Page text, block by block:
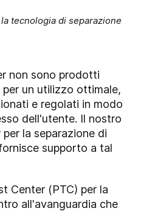
tecnologia di separazione
non sono prodotti
un utilizzo ottimale,
e regolati in modo
dell'utente. Il nostro
la separazione di
supporto a tal
Center (PTC) per la
all'avanguardia che